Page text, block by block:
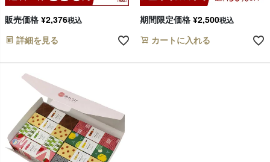
販売価格 ¥2,376税込
詳細を見る
期間限定価格 ¥2,500税込
カートに入れる